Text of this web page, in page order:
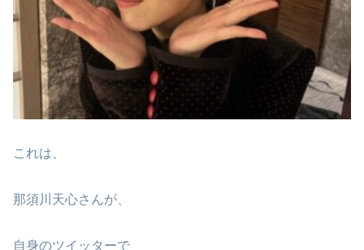
これは、
那須川天心さんが、
自身のツイッターで